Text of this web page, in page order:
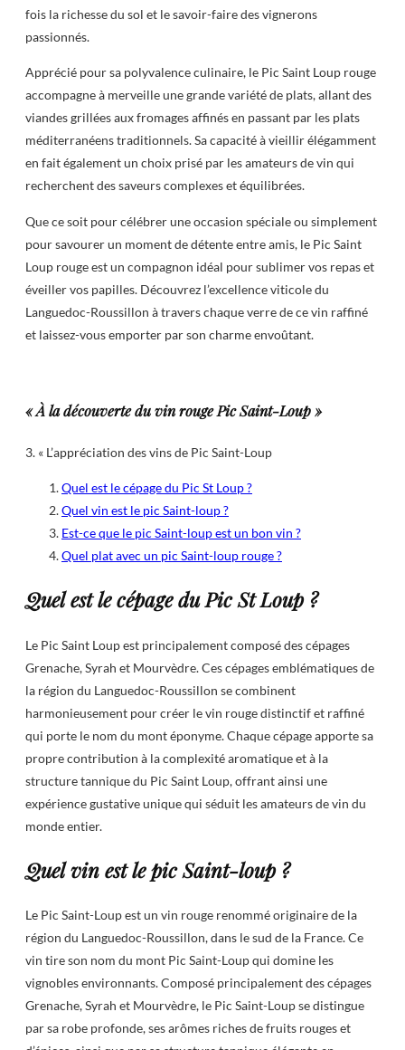
fois la richesse du sol et le savoir-faire des vignerons
passionnés.
Apprécié pour sa polyvalence culinaire, le Pic Saint Loup rouge
accompagne à merveille une grande variété de plats, allant des
viandes grillées aux fromages affinés en passant par les plats
méditerranéens traditionnels. Sa capacité à vieillir élégamment
en fait également un choix prisé par les amateurs de vin qui
recherchent des saveurs complexes et équilibrées.
Que ce soit pour célébrer une occasion spéciale ou simplement
pour savourer un moment de détente entre amis, le Pic Saint
Loup rouge est un compagnon idéal pour sublimer vos repas et
éveiller vos papilles. Découvrez l’excellence viticole du
Languedoc-Roussillon à travers chaque verre de ce vin raffiné
et laissez-vous emporter par son charme envoûtant.
« À la découverte du vin rouge Pic Saint-Loup »
3. « L’appréciation des vins de Pic Saint-Loup
Quel est le cépage du Pic St Loup ?
Quel vin est le pic Saint-loup ?
Est-ce que le pic Saint-loup est un bon vin ?
Quel plat avec un pic Saint-loup rouge ?
Quel est le cépage du Pic St Loup ?
Le Pic Saint Loup est principalement composé des cépages
Grenache, Syrah et Mourvèdre. Ces cépages emblématiques de
la région du Languedoc-Roussillon se combinent
harmonieusement pour créer le vin rouge distinctif et raffiné
qui porte le nom du mont éponyme. Chaque cépage apporte sa
propre contribution à la complexité aromatique et à la
structure tannique du Pic Saint Loup, offrant ainsi une
expérience gustative unique qui séduit les amateurs de vin du
monde entier.
Quel vin est le pic Saint-loup ?
Le Pic Saint-Loup est un vin rouge renommé originaire de la
région du Languedoc-Roussillon, dans le sud de la France. Ce
vin tire son nom du mont Pic Saint-Loup qui domine les
vignobles environnants. Composé principalement des cépages
Grenache, Syrah et Mourvèdre, le Pic Saint-Loup se distingue
par sa robe profonde, ses arômes riches de fruits rouges et